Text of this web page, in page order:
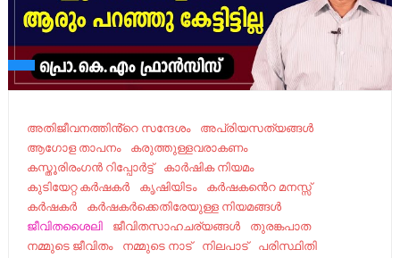
അതിജീവനത്തിൻ്റെ സന്ദേശം
അപ്രിയസത്യങ്ങൾ
ആഗോള താപനം
കരുത്തുള്ളവരാകണം
കസ്തൂരിരംഗന്‍ റിപ്പോര്‍ട്ട്
കാർഷിക നിയമം
കുടിയേറ്റ കർഷകർ
കൃഷിയിടം
കർഷകൻെറ മനസ്സ്
കർഷകർ
കർഷകർക്കെതിരേയുള്ള നിയമങ്ങള്‍
ജീവിതശൈലി
ജീവിതസാഹചര്യങ്ങൾ
തുരങ്കപാത
നമ്മുടെ ജീവിതം
നമ്മുടെ നാട്‌ നിലപാട്
പരിസ്ഥിതി